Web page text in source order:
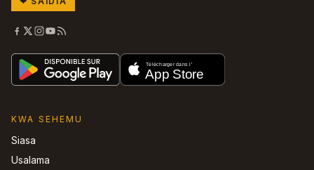
KWA SEHEMU
Siasa
Usalama